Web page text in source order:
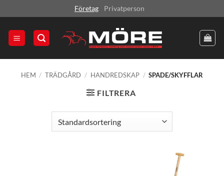
to
content
Företag Privatperson
HEM / TRÄDGÅRD / HANDREDSKAP / SPADE/SKYFFLAR
FILTRERA